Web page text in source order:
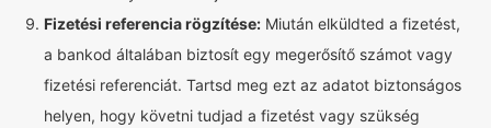
Fizetési referencia rögzítése: Miután elküldted a fizetést,
a bankod általában biztosít egy megerősítő számot vagy
fizetési referenciát. Tartsd meg ezt az adatot biztonságos
helyen, hogy követni tudjad a fizetést vagy szükség